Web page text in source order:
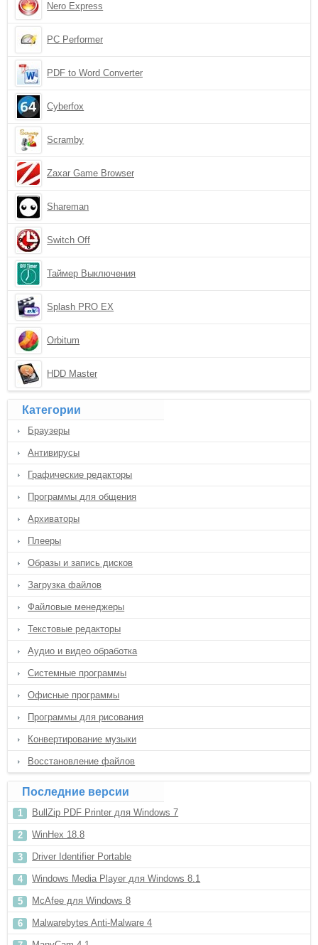
Nero Express
PC Performer
PDF to Word Converter
Cyberfox
Scramby
Zaxar Game Browser
Shareman
Switch Off
Таймер Выключения
Splash PRO EX
Orbitum
HDD Master
Категории
Браузеры
Антивирусы
Графические редакторы
Программы для общения
Архиваторы
Плееры
Образы и запись дисков
Загрузка файлов
Файловые менеджеры
Текстовые редакторы
Аудио и видео обработка
Системные программы
Офисные программы
Программы для рисования
Конвертирование музыки
Восстановление файлов
Последние версии
BullZip PDF Printer для Windows 7
WinHex 18.8
Driver Identifier Portable
Windows Media Player для Windows 8.1
McAfee для Windows 8
Malwarebytes Anti-Malware 4